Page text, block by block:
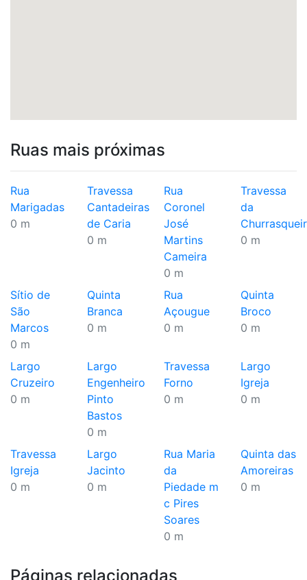
Ruas mais próximas
Rua
Marigadas
0 m
Travessa
Cantadeiras
de Caria
0 m
Rua
Coronel
José
Martins
Cameira
0 m
Travessa
da
0 m
Sítio de
São
Marcos
0 m
Quinta
Branca
0 m
Rua
Açougue
0 m
Quinta
Broco
0 m
Largo
Cruzeiro
0 m
Largo
Engenheiro
Pinto
Bastos
0 m
Travessa
Forno
0 m
Largo
Igreja
0 m
Travessa
Igreja
0 m
Largo
Jacinto
0 m
Rua Maria
da
Piedade m
c Pires
Soares
0 m
Quinta das
Amoreiras
0 m
Páginas relacionadas